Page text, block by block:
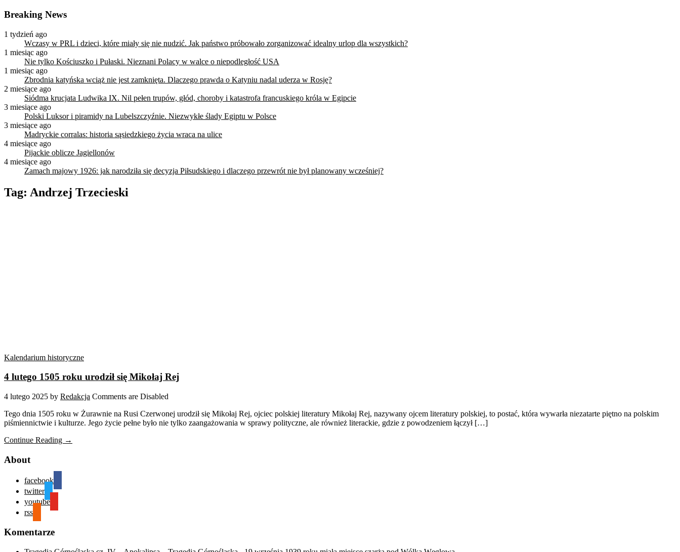
Breaking News
1 tydzień ago
Wczasy w PRL i dzieci, które miały się nie nudzić. Jak państwo próbowało zorganizować idealny urlop dla wszystkich?
1 miesiąc ago
Nie tylko Kościuszko i Pułaski. Nieznani Polacy w walce o niepodległość USA
1 miesiąc ago
Zbrodnia katyńska wciąż nie jest zamknięta. Dlaczego prawda o Katyniu nadal uderza w Rosję?
2 miesiące ago
Siódma krucjata Ludwika IX. Nil pełen trupów, głód, choroby i katastrofa francuskiego króla w Egipcie
3 miesiące ago
Polski Luksor i piramidy na Lubelszczyźnie. Niezwykłe ślady Egiptu w Polsce
3 miesiące ago
Madryckie corralas: historia sąsiedzkiego życia wraca na ulice
4 miesiące ago
Pijackie oblicze Jagiellonów
4 miesiące ago
Zamach majowy 1926: jak narodziła się decyzja Piłsudskiego i dlaczego przewrót nie był planowany wcześniej?
Tag: Andrzej Trzecieski
Kalendarium historyczne
4 lutego 1505 roku urodził się Mikołaj Rej
4 lutego 2025 by Redakcja Comments are Disabled
Tego dnia 1505 roku w Żurawnie na Rusi Czerwonej urodził się Mikołaj Rej, ojciec polskiej literatury Mikołaj Rej, nazywany ojcem literatury polskiej, to postać, która wywarła niezatarte piętno na polskim
piśmiennictwie i kulturze. Jego życie pełne było nie tylko zaangażowania w sprawy polityczne, ale również literackie, gdzie z powodzeniem łączył […]
Continue Reading →
About
facebook
twitter
youtube
rss
Komentarze